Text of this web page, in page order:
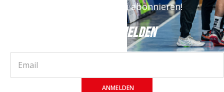
Stand. Jetzt kostenfrei abonnieren!
JETZT ANMELDEN
ANMELDEN